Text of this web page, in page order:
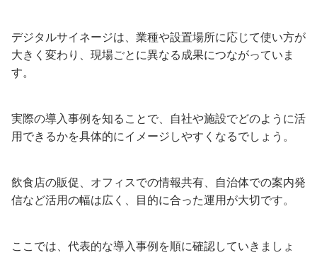
デジタルサイネージは、業種や設置場所に応じて使い方が
大きく変わり、現場ごとに異なる成果につながっていま
す。
実際の導入事例を知ることで、自社や施設でどのように活
用できるかを具体的にイメージしやすくなるでしょう。
飲食店の販促、オフィスでの情報共有、自治体での案内発
信など活用の幅は広く、目的に合った運用が大切です。
ここでは、代表的な導入事例を順に確認していきましょ